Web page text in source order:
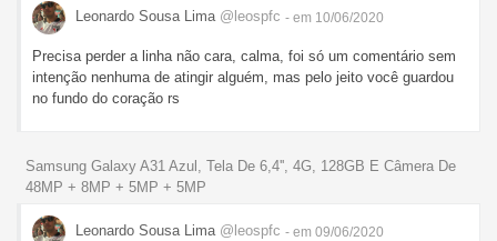
Leonardo Sousa Lima @leospfc - em 10/06/2020
Precisa perder a linha não cara, calma, foi só um comentário sem
intenção nenhuma de atingir alguém, mas pelo jeito você guardou
no fundo do coração rs
Samsung Galaxy A31 Azul, Tela De 6,4'', 4G, 128GB E Câmera De
48MP + 8MP + 5MP + 5MP
Leonardo Sousa Lima @leospfc - em 09/06/2020